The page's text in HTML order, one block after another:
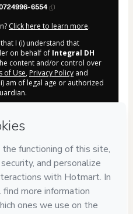
6554
Click here to learn more.
I (i) understand that
on behalf of Integral DH
content and/or control over
of Use, Privacy Policy and
am of legal age or authorized